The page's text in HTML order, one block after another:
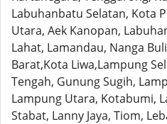
Labuhanbatu Selatan, Kota
Utara, Aek Kanopan,
Lahat, Lamandau, Nanga
Barat,Kota Liwa,Lampung
Tengah, Gunung Sugih,
Lampung Utara, Kotabumi,
Stabat, Lanny Jaya, Tiom,